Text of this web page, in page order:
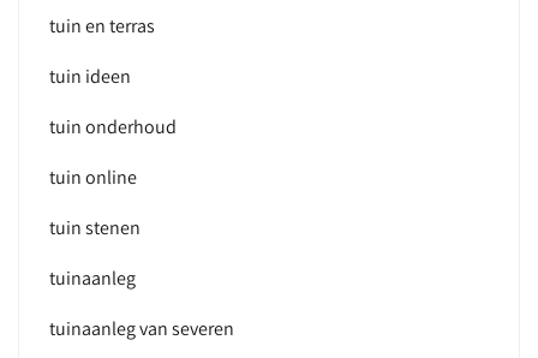
tuin en terras
tuin ideen
tuin onderhoud
tuin online
tuin stenen
tuinaanleg
tuinaanleg van severen